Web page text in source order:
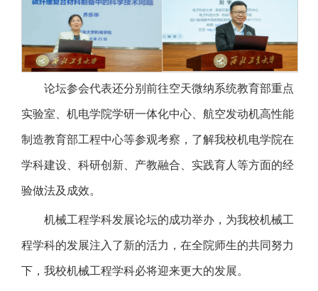
论坛参会代表还分别前往空天微纳系统教育部重点
实验室、机电学院学研一体化中心、航空发动机高性能
制造教育部工程中心等参观考察，了解我校机电学院在
学科建设、科研创新、产教融合、实践育人等方面的经
验做法及成效。
机械工程学科发展论坛的成功举办，为我校机械工
程学科的发展注入了新的活力，在全院师生的共同努力
下，我校机械工程学科必将迎来更大的发展。